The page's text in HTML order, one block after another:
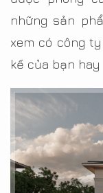
những sản
xem có công
kế của bạn hay